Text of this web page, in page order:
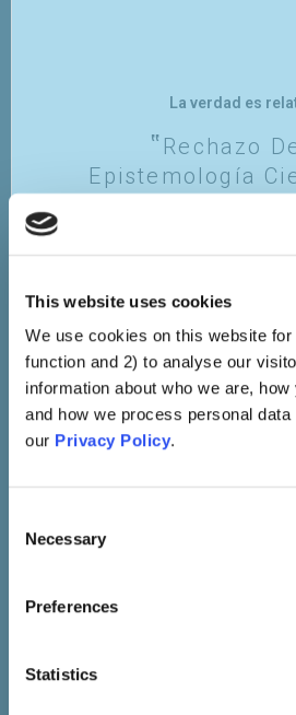
This website uses cookies
We use cookies on this website
function and 2) to analyse our
information about who we are,
and how we process personal data
our Privacy Policy.
Selection
Necessary
Preferences
Statistics
La verdad es
Rechazo
Epistemología
VER
Las Personas
En Su Cuerpo Y